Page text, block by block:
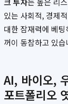
있는 사회적, 경제
대한 잠재력에 베
꺼이 동참하고 있습
AI, 바이오,
포트폴리오